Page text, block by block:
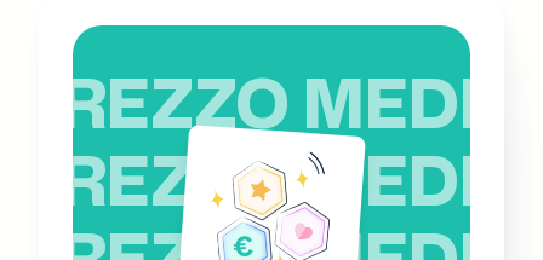
PREZZO MEDIO
PREZZO MEDIO